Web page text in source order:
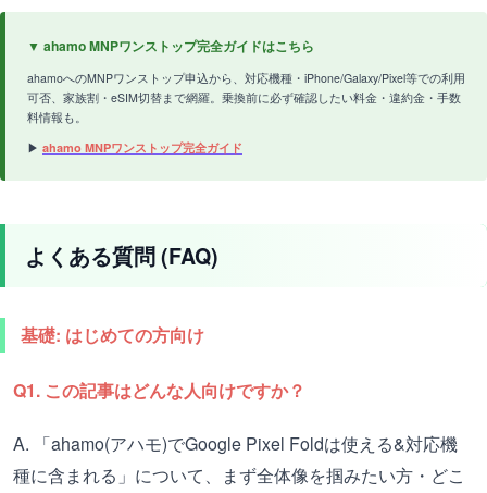
▼ ahamo MNPワンストップ完全ガイドはこちら
ahamoへのMNPワンストップ申込から、対応機種・iPhone/Galaxy/Pixel等での利用
可否、家族割・eSIM切替まで網羅。乗換前に必ず確認したい料金・違約金・手数
料情報も。
▶ ahamo MNPワンストップ完全ガイド
よくある質問 (FAQ)
基礎: はじめての方向け
Q1. この記事はどんな人向けですか？
A. 「ahamo(アハモ)でGoogle Pixel Foldは使える&対応機
種に含まれる」について、まず全体像を掴みたい方・どこ